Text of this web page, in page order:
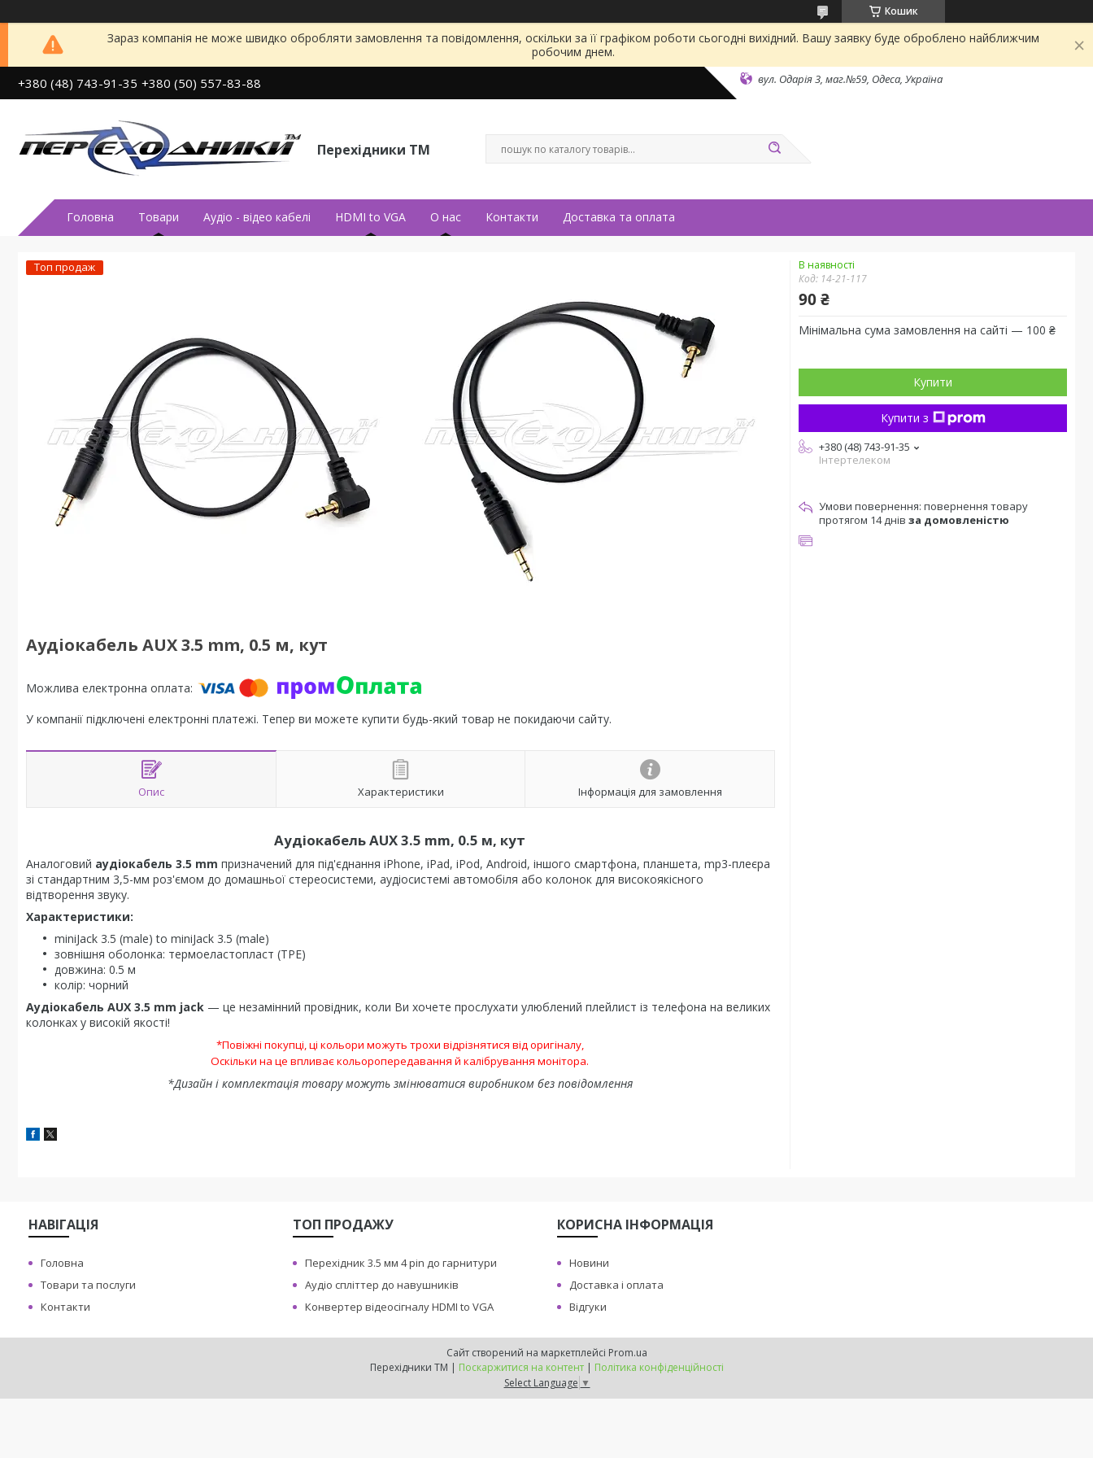
Кошик
Зараз компанія не може швидко обробляти замовлення та повідомлення, оскільки за її графіком роботи сьогодні вихідний. Вашу заявку буде оброблено найближчим
робочим днем.
+380 (48) 743-91-35 +380 (50) 557-83-88 вул. Одарiя 3, маг.№59, Одеса, Україна
Перехідники ТМ
Головна Товари Аудiо - вiдео кабелi HDMI to VGA О нас Контакти Доставка та оплата
Топ продаж
Аудіокабель AUX 3.5 mm, 0.5 м, кут
У компанії підключені електронні платежі. Тепер ви можете купити будь-який товар не покидаючи сайту.
Опис Характеристики Інформація для замовлення
Аудіокабель AUX 3.5 mm, 0.5 м, кут
Аналоговий аудіокабель 3.5 mm призначений для під'єднання iPhone, iPad, iPod, Android, іншого смартфона, планшета, mp3-плеєра
зі стандартним 3,5-мм роз'ємом до домашньої стереосистеми, аудіосистемі автомобіля або колонок для високоякісного
відтворення звуку.
Характеристики:
miniJack 3.5 (male) to miniJack 3.5 (male)
зовнішня оболонка: термоеластопласт (TPE)
довжина: 0.5 м
колір: чорний
Аудіокабель AUX 3.5 mm jack — це незамінний провідник, коли Ви хочете прослухати улюблений плейлист із телефона на великих
колонках у високій якості!
*Повіжні покупці, ці кольори можуть трохи відрізнятися від оригіналу,
Оскільки на це впливає кольоропередавання й калібрування монітора.
*Дизайн і комплектація товару можуть змінюватися виробником без повідомлення
В наявності
Код: 14-21-117
90 ₴
Мінімальна сума замовлення на сайті — 100 ₴
Купити
Купити з
+380 (48) 743-91-35
Інтертелеком
повернення товару
протягом 14 днів за домовленістю
НАВIГАЦIЯ
Головна
Товари та послуги
Контакти
ТОП ПРОДАЖУ
Перехiдник 3.5 мм 4 pin до гарнитури
Аудiо сплiттер до навушникiв
Конвертер вiдеосiгналу HDMI to VGA
КОРИСНА IНФОРМАЦIЯ
Новини
Доставка i оплата
Вiдгуки
Сайт створений на маркетплейсі Prom.ua
Перехiдники ТМ | Поскаржитися на контент | Політика конфіденційності
Select Language ▼